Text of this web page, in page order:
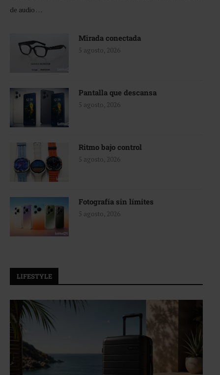
de audio …
Mirada conectada
5 agosto, 2026
Pantalla que descansa
5 agosto, 2026
Ritmo bajo control
5 agosto, 2026
Fotografía sin límites
5 agosto, 2026
LIFESTYLE